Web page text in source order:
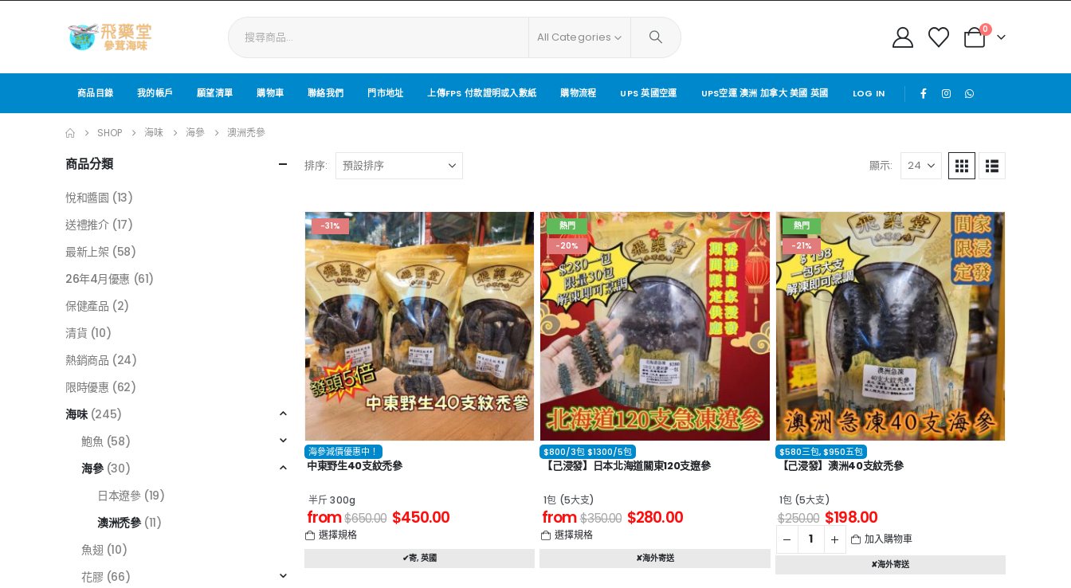
All Categories
0
商品目錄 我的帳戶 願望清單 購物車 聯絡我們 門市地址 上傳FPS 付款證明或入數紙 購物流程 UPS 英國空運 UPS空運 澳洲 加拿大 美國 英國 LOG IN
SHOP 海味 海參 澳洲禿參
排序: 顯示:
-31%
海參減價優惠中！
中東野生40支紋禿參
半斤 300g
from$650.00 $450.00
選擇規格
✔寄,英國
熱門
-20%
$800/3包 $1300/5包
【己浸發】日本北海道關東120支遼參
1包 (5大支)
from$350.00 $280.00
選擇規格
✘海外寄送
熱門
-21%
$580三包,$950五包
【己浸發】澳洲40支紋禿參
1包 (5大支)
$250.00 $198.00
加入購物車
✘海外寄送
商品分類
悅和醬園 (13)
送禮推介 (17)
最新上架 (58)
26年4月優惠 (61)
保健產品 (2)
清貨 (10)
熱銷商品 (24)
限時優惠 (62)
海味 (245)
鮑魚 (58)
海參 (30)
日本遼參 (19)
澳洲禿參 (11)
魚翅 (10)
花膠 (66)